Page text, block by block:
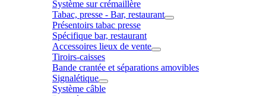
Système sur crémaillère
Tabac, presse - Bar, restaurant
Présentoirs tabac presse
Spécifique bar, restaurant
Accessoires lieux de vente
Tiroirs-caisses
Bande crantée et séparations amovibles
Signalétique
Système câble